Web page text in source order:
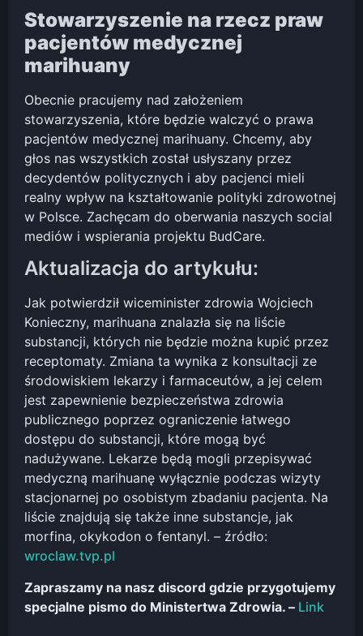
Stowarzyszenie na rzecz praw
pacjentów medycznej
marihuany
Obecnie pracujemy nad założeniem
stowarzyszenia, które będzie walczyć o prawa
pacjentów medycznej marihuany. Chcemy, aby
głos nas wszystkich został usłyszany przez
decydentów politycznych i aby pacjenci mieli
realny wpływ na kształtowanie polityki zdrowotnej
w Polsce. Zachęcam do oberwania naszych social
mediów i wspierania projektu BudCare.
Aktualizacja do artykułu:
Jak potwierdził wiceminister zdrowia Wojciech
Konieczny, marihuana znalazła się na liście
substancji, których nie będzie można kupić przez
receptomaty. Zmiana ta wynika z konsultacji ze
środowiskiem lekarzy i farmaceutów, a jej celem
jest zapewnienie bezpieczeństwa zdrowia
publicznego poprzez ograniczenie łatwego
dostępu do substancji, które mogą być
nadużywane. Lekarze będą mogli przepisywać
medyczną marihuanę wyłącznie podczas wizyty
stacjonarnej po osobistym zbadaniu pacjenta. Na
liście znajdują się także inne substancje, jak
morfina, okykodon o fentanyl. – źródło:
wroclaw.tvp.pl
Zapraszamy na nasz discord gdzie przygotujemy
specjalne pismo do Ministertwa Zdrowia. – Link